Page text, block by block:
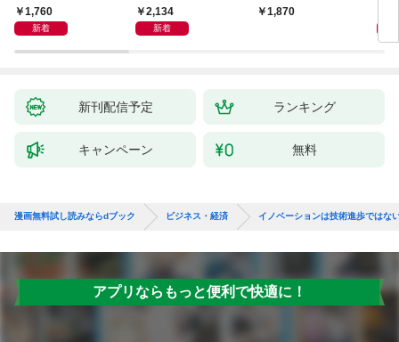
えるがっちり経営術 -
1,760
新着
2,134
新着
1,870
イ
果
新刊配信予定 ランキング
キャンペーン 無料
漫画無料試し読みならdブック ビジネス・経済 イノベーションは技術進歩では
アプリならもっと便利で快適に！